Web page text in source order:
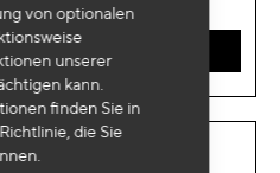
von optionalen
unserer
kann.
finden Sie in
die Sie